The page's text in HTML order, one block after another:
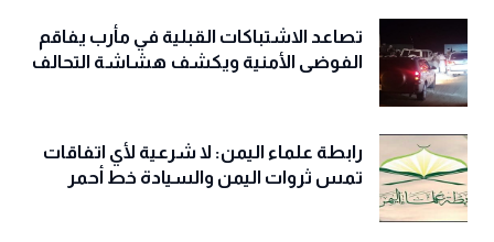
تصاعد الاشتباكات القبلية في مأرب يفاقم
الفوضى الأمنية ويكشف هشاشة التحالف
رابطة علماء اليمن: لا شرعية لأي اتفاقات
تمس ثروات اليمن والسيادة خط أحمر